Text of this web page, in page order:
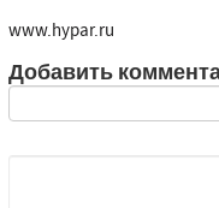
www.hypar.ru
Добавить